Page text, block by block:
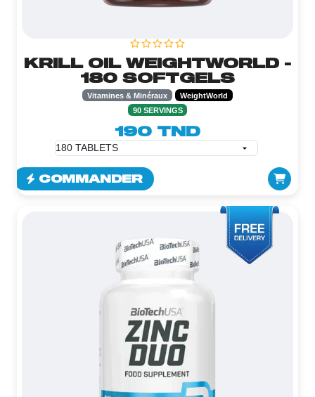
KRILL OIL WEIGHTWORLD -
180 SOFTGELS
Vitamines & Minéraux
WeightWorld
90 SERVINGS
190 TND
COMMANDER